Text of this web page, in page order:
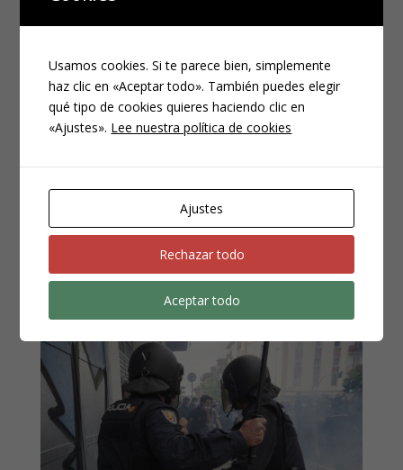
se lanzaron mensajes
ofensivos en redes
sociales.
MAY 12, 2025|PENAL
El caso El día 8 de octubre de 2016 se celebró una
corrida de toros benéfica en la Plaza de toros de
Valencia que tenía como finalidad recaudar fondos
contra el cáncer y en el que participó el menor de edad
Juan (nombre ficticio), que tenía en ese momento 8
años,...
Usamos cookies. Si te parece bien, simplemente
haz clic en «Aceptar todo». También puedes elegir
qué tipo de cookies quieres haciendo clic en
«Ajustes». Lee nuestra política de cookies
Ajustes
Rechazar todo
Aceptar todo